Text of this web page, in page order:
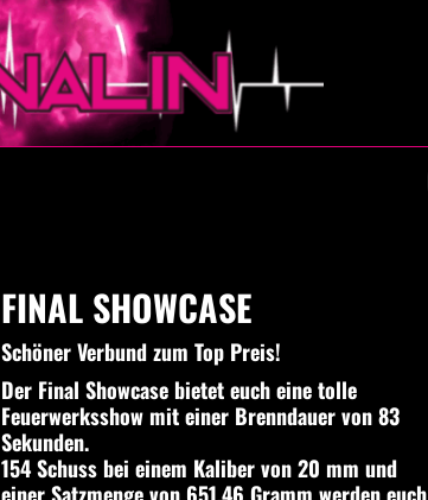
FINAL SHOWCASE
Schöner Verbund zum Top Preis!
Der Final Showcase bietet euch eine tolle
Feuerwerksshow mit einer Brenndauer von 83
Sekunden.
154 Schuss bei einem Kaliber von 20 mm und